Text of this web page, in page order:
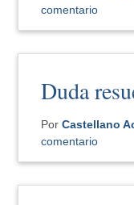
comentario
Duda
PorCastellano
comentario